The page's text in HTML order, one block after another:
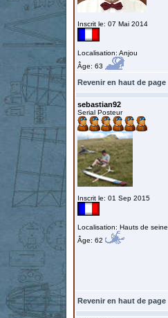
Inscrit le: 07 Mai 2014
Localisation: Anjou
Âge: 63
Revenir en haut de page
sebastian92
Serial Posteur
Inscrit le: 01 Sep 2015
Localisation: Hauts de seine
Âge: 62
Revenir en haut de page